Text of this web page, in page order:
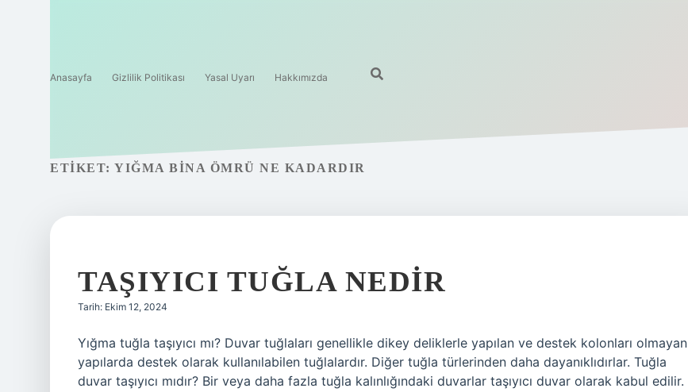
Anasayfa Gizlilik Politikası Yasal Uyarı Hakkımızda
ETIKET: YIĞMA BINA ÖMRÜ NE KADARDIR
TAŞIYICI TUĞLA NEDIR
Tarih: Ekim 12, 2024
Yığma tuğla taşıyıcı mı? Duvar tuğlaları genellikle dikey deliklerle yapılan ve destek kolonları olmayan
yapılarda destek olarak kullanılabilen tuğlalardır. Diğer tuğla türlerinden daha dayanıklıdırlar. Tuğla
duvar taşıyıcı mıdır? Bir veya daha fazla tuğla kalınlığındaki duvarlar taşıyıcı duvar olarak kabul edilir.